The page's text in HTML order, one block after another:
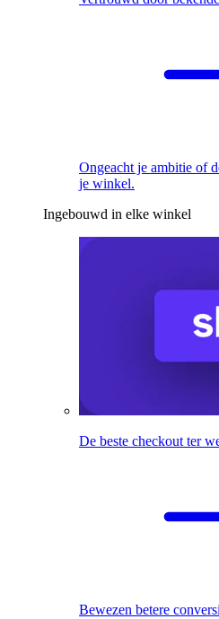
Ongeacht je ambitie of
je winkel.
Ingebouwd in elke winkel
De beste checkout ter
Bewezen betere